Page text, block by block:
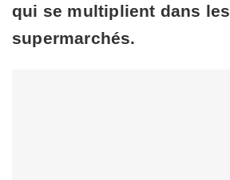
qui se multiplient dans les
supermarchés.